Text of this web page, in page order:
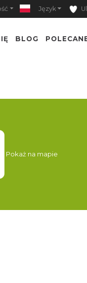
Język
BLOG
Pokaż na mapie